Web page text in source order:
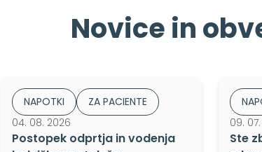
Novice in
NAPOTKI
ZA PACIENTE
04. 08. 2026
Postopek odprtja in vodenja
09.
Ste